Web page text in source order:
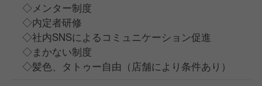
◇メンター制度
◇内定者研修
◇社内SNSによるコミュニケーション促進
◇まかない制度
◇髪色、タトゥー自由（店舗により条件あり）